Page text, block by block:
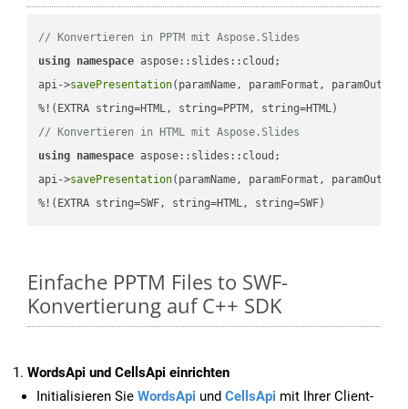
// Konvertieren in PPTM mit Aspose.Slides
using namespace aspose::slides::cloud;
api->savePresentation(paramName, paramFormat,
// Konvertieren in HTML mit Aspose.Slides
using namespace aspose::slides::cloud;
api->savePresentation(paramName, paramFormat,
%!(EXTRA string=SWF, string=HTML, string=SWF)
Einfache PPTM Files to SWF-
Konvertierung auf C++ SDK
WordsApi und CellsApi einrichten
Initialisieren Sie WordsApi und CellsApi mit Ihrer Client-